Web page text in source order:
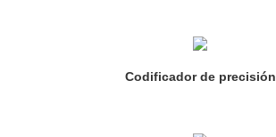
Codificador de precisión